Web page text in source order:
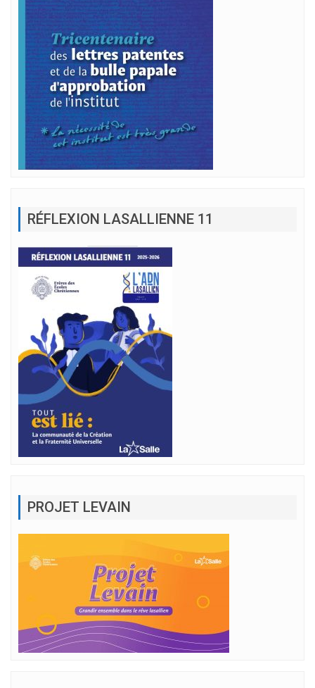
RÉFLEXION LASALLIENNE 11
PROJET LEVAIN